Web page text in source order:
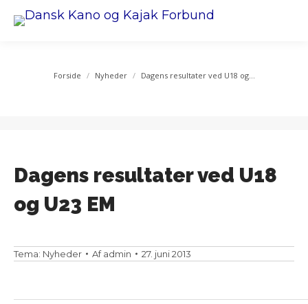
You are here:
Forside Nyheder Dagens resultater ved U18 og…
Dagens resultater ved U18
og U23 EM
Tema: Nyheder Afadmin 27. juni 2013